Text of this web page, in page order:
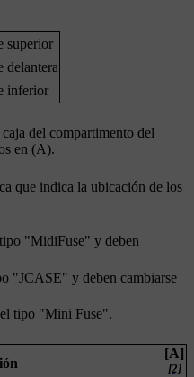
superior
delantera
inferior
del compartimento del
en (A).
que indica la ubicación de los
"MidiFuse" y deben
"JCASE" y deben cambiarse
tipo "Mini Fuse".
[A]
[2]